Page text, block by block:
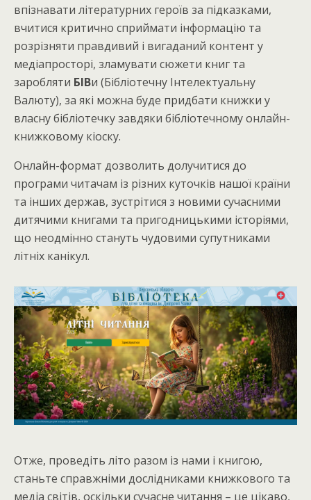
впізнавати літературних героїв за підказками,
вчитися критично сприймати інформацію та
розрізняти правдивий і вигаданий контент у
медіапросторі, зламувати сюжети книг та
заробляти БІВи (Бібліотечну Інтелектуальну
Валюту), за які можна буде придбати книжки у
власну бібліотечку завдяки бібліотечному онлайн-
книжковому кіоску.
Онлайн-формат дозволить долучитися до
програми читачам із різних куточків нашої країни
та інших держав, зустрітися з новими сучасними
дитячими книгами та пригодницькими історіями,
що неодмінно стануть чудовими супутниками
літніх канікул.
Отже, проведіть літо разом із нами і книгою,
станьте справжніми дослідниками книжкового та
медіа світів, оскільки сучасне читання – це цікаво,